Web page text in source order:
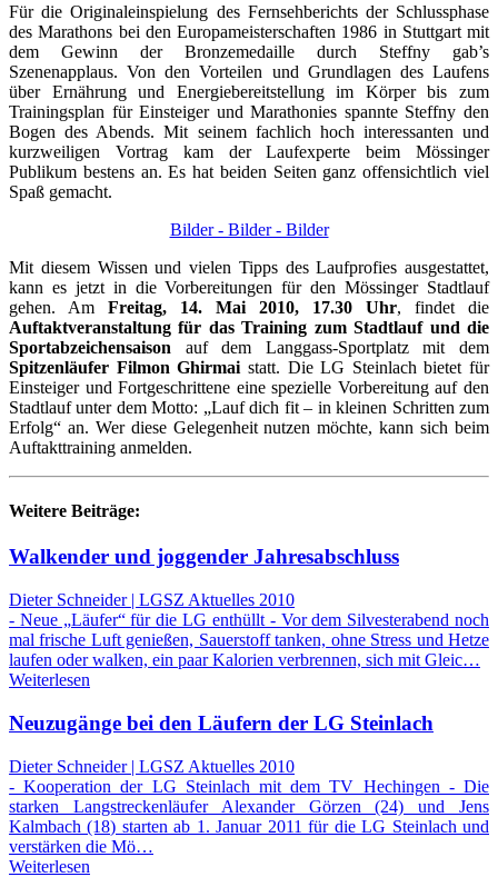
Für die Originaleinspielung des Fernsehberichts der Schlussphase
des Marathons bei den Europameisterschaften 1986 in Stuttgart mit
dem Gewinn der Bronzemedaille durch Steffny gab’s
Szenenapplaus. Von den Vorteilen und Grundlagen des Laufens
über Ernährung und Energiebereitstellung im Körper bis zum
Trainingsplan für Einsteiger und Marathonies spannte Steffny den
Bogen des Abends. Mit seinem fachlich hoch interessanten und
kurzweiligen Vortrag kam der Laufexperte beim Mössinger
Publikum bestens an. Es hat beiden Seiten ganz offensichtlich viel
Spaß gemacht.
Bilder - Bilder - Bilder
Mit diesem Wissen und vielen Tipps des Laufprofies ausgestattet,
kann es jetzt in die Vorbereitungen für den Mössinger Stadtlauf
gehen. Am Freitag, 14. Mai 2010, 17.30 Uhr, findet die
Auftaktveranstaltung für das Training zum Stadtlauf und die
Sportabzeichensaison auf dem Langgass-Sportplatz mit dem
Spitzenläufer Filmon Ghirmai statt. Die LG Steinlach bietet für
Einsteiger und Fortgeschrittene eine spezielle Vorbereitung auf den
Stadtlauf unter dem Motto: „Lauf dich fit – in kleinen Schritten zum
Erfolg“ an. Wer diese Gelegenheit nutzen möchte, kann sich beim
Auftakttraining anmelden.
Weitere Beiträge:
Walkender und joggender Jahresabschluss
Dieter Schneider | LGSZ Aktuelles 2010
- Neue „Läufer“ für die LG enthüllt - Vor dem Silvesterabend noch
mal frische Luft genießen, Sauerstoff tanken, ohne Stress und Hetze
laufen oder walken, ein paar Kalorien verbrennen, sich mit Gleic…
Weiterlesen
Neuzugänge bei den Läufern der LG Steinlach
Dieter Schneider | LGSZ Aktuelles 2010
- Kooperation der LG Steinlach mit dem TV Hechingen - Die
starken Langstreckenläufer Alexander Görzen (24) und Jens
Kalmbach (18) starten ab 1. Januar 2011 für die LG Steinlach und
verstärken die Mö…
Weiterlesen